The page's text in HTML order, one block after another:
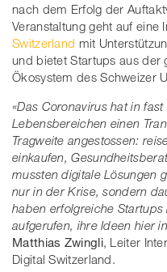
nach dem Erfolg der
Veranstaltung geht auf eine
Switzerland mit
und bietet Startups aus der
Ökosystem des Schweizer
«Das Coronavirus hat in
Lebensbereichen einen
Tragweite angestossen:
einkaufen,
mussten digitale Lösungen
nur in der Krise, sondern
haben erfolgreiche
aufgerufen, ihre Ideen hier
Matthias Zwingli, Leiter
Digital Switzerland.